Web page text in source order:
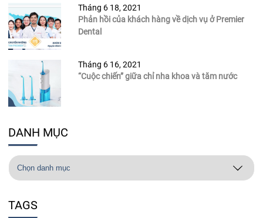
Tháng 6 18, 2021
Phản hồi của khách hàng về dịch vụ ở Premier
Dental
Tháng 6 16, 2021
“Cuộc chiến” giữa chỉ nha khoa và tăm nước
DANH MỤC
TAGS